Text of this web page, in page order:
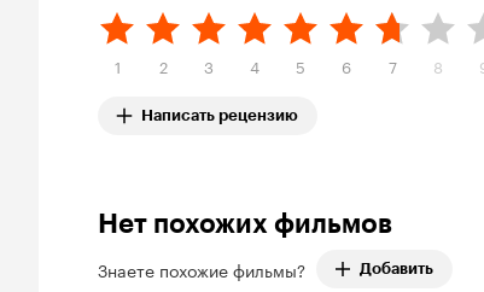
1 2 3 4 5 6 7 8
Написать рецензию
Нет похожих фильмов
Знаете похожие фильмы? Добавить